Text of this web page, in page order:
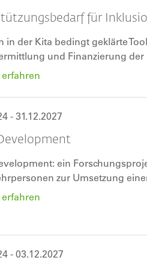
für
in der Kita bedingt geklärte
und Finanzierung der
- 31.12.2027
ein
zur Umsetzung
und spielerischen
- 03.12.2027